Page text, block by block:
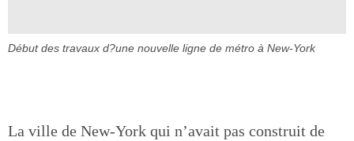
Début des travaux d?une nouvelle ligne de métro à New-York
La ville de New-York qui n’avait pas construit de